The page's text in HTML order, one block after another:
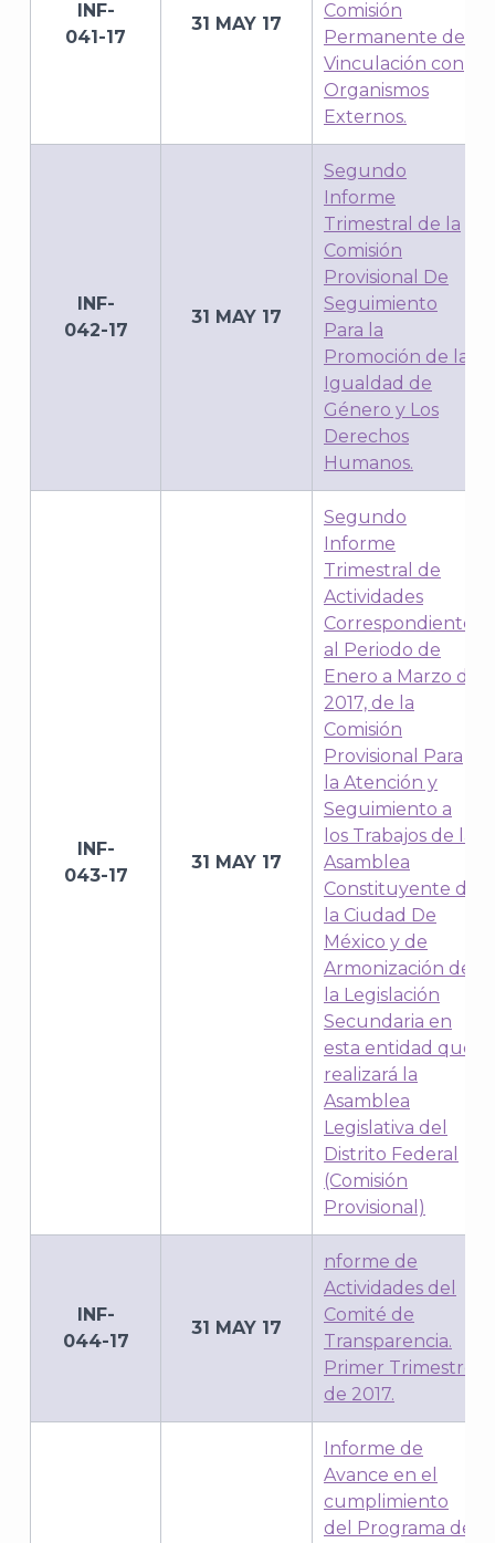
INF-
041-17
31 MAY 17
Comisión
Permanente de
Vinculación con
Organismos
Externos.
INF-
042-17
31 MAY 17
Segundo
Informe
Trimestral de la
Comisión
Provisional De
Seguimiento
Para la
Promoción de la
Igualdad de
Género y Los
Derechos
Humanos.
INF-
043-17
31 MAY 17
Segundo
Informe
Trimestral de
Actividades
Correspondiente
al Periodo de
Enero a Marzo de
2017, de la
Comisión
Provisional Para
la Atención y
Seguimiento a
los Trabajos de la
Asamblea
Constituyente de
la Ciudad De
México y de
Armonización de
la Legislación
Secundaria en
esta entidad que
realizará la
Asamblea
Legislativa del
Distrito Federal
(Comisión
Provisional)
INF-
044-17
31 MAY 17
nforme de
Actividades del
Comité de
Transparencia.
Primer Trimestre
de 2017.
Informe de
Avance en el
cumplimiento
del Programa de